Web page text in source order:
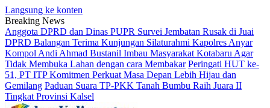
Langsung ke konten
Breaking News
Anggota DPRD dan Dinas PUPR Survei Jembatan Rusak di Juai
DPRD Balangan Terima Kunjungan Silaturahmi Kapolres Anyar
Kompol Andi Ahmad Bustanil Imbau Masyarakat Kotabaru Agar
Tidak Membuka Lahan dengan cara Membakar Peringati HUT ke-
51, PT ITP Komitmen Perkuat Masa Depan Lebih Hijau dan
Gemilang Paduan Suara TP-PKK Tanah Bumbu Raih Juara II
Tingkat Provinsi Kalsel